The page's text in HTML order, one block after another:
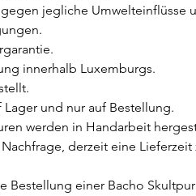
jegliche Umwelteinflüsse
innerhalb Luxemburgs.
und nur auf Bestellung.
werden in Handarbeit
derzeit eine Lieferzeit
Bestellung einer Bacho